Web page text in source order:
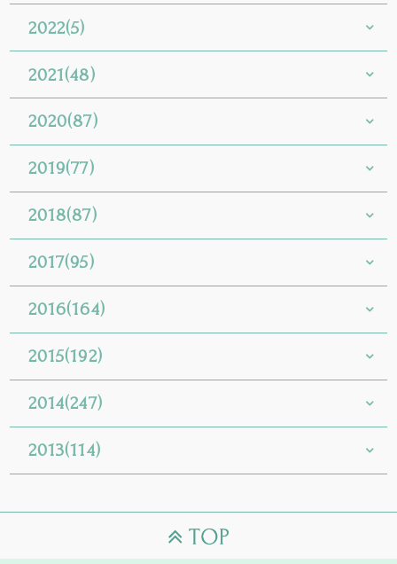
2022(5)
2021(48)
2020(87)
2019(77)
2018(87)
2017(95)
2016(164)
2015(192)
2014(247)
2013(114)